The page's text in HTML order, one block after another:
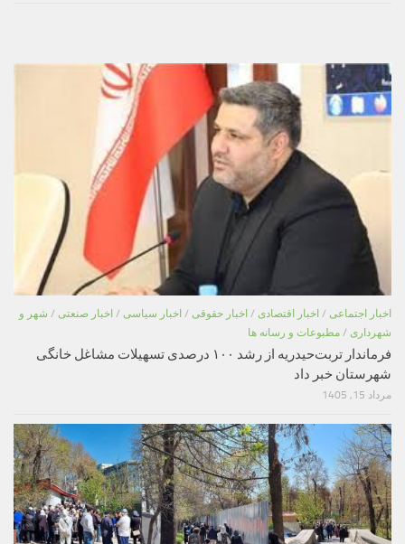
اخبار اجتماعی / اخبار اقتصادی / اخبار حقوقی / اخبار سیاسی / اخبار صنعتی / شهر و
شهرداری / مطبوعات و رسانه ها
فرماندار تربت‌حیدریه از رشد ۱۰۰ درصدی تسهیلات مشاغل خانگی
شهرستان خبر داد
مرداد 15, 1405